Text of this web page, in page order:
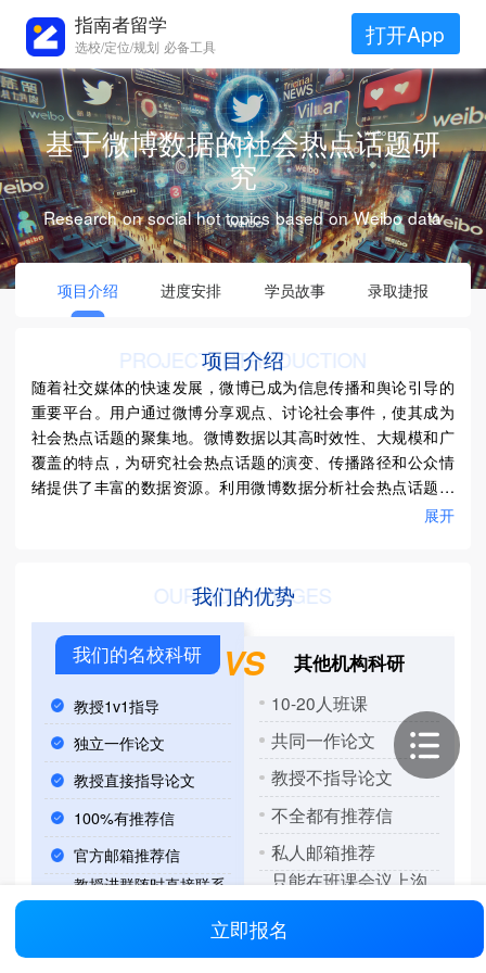
指南者留学
选校/定位/规划 必备工具 打开App
项目介绍 进度安排 学员故事 录取捷报
基于微博数据的社会热点话题研
究
Research on social hot topics based on Weibo data
项目介绍
PROJECT INTRODUCTION
随着社交媒体的快速发展，微博已成为信息传播和舆论引导的
重要平台。用户通过微博分享观点、讨论社会事件，使其成为
社会热点话题的聚集地。微博数据以其高时效性、大规模和广
覆盖的特点，为研究社会热点话题的演变、传播路径和公众情
绪提供了丰富的数据资源。利用微博数据分析社会热点话题，
不仅能够揭示网络舆情的形成机制，还能为政府治理、企业公
本研究基于微博数据，利用文本挖掘、情感分析和社交网络分
析（SNA）等方法，探讨社会热点话题的形成、演化及其对社
会舆论的影响。通过构建热点话题识别模型，分析不同话题的
传播特征和公众情绪分布，为政府、企业和媒体在社交媒体环
展开
我们的优势
OUR ADVANTAGES
VS
我们的名校科研
教授1v1指导
独立一作论文
教授直接指导论文
100%有推荐信
官方邮箱推荐信
教授进群随时直接联系
呃
其他机构科研
10-20人班课
共同一作论文
教授不指导论文
不全都有推荐信
私人邮箱推荐
只能在班课会议上沟
通
英文授课听不懂
立即报名